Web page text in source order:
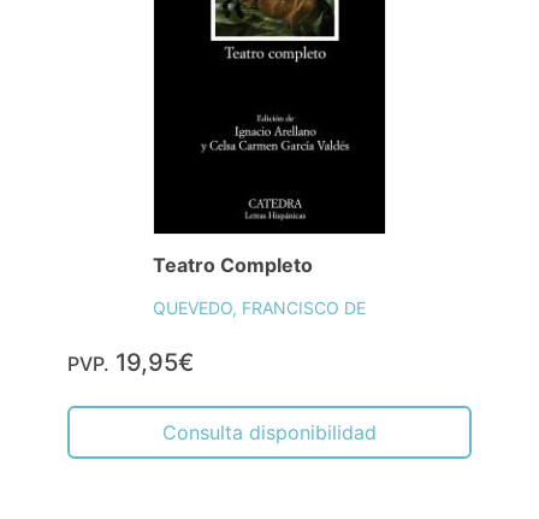
Teatro Completo
QUEVEDO, FRANCISCO DE
PVP. 19,95€
Consulta disponibilidad